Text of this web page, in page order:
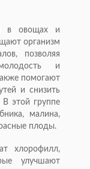
в овощах и
организм
позволяя
и
помогают
и снизить
В этой группе
малина,
плоды.
хлорофилл,
улучшают